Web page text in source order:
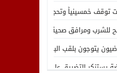
10 كيلوغرامات من الشيرا
ومرافق صحية في وضعية
يتوجون بلقب البطولة العربية
يستنكر التضييق على الموظفين